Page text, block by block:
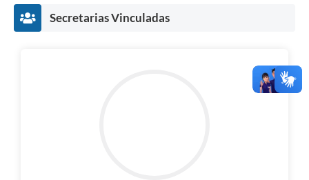
Secretarias Vinculadas